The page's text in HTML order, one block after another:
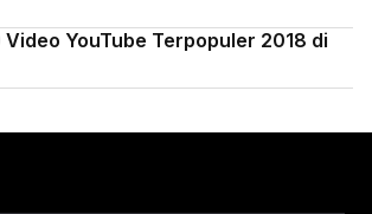
YouTube Terpopuler 2018 di